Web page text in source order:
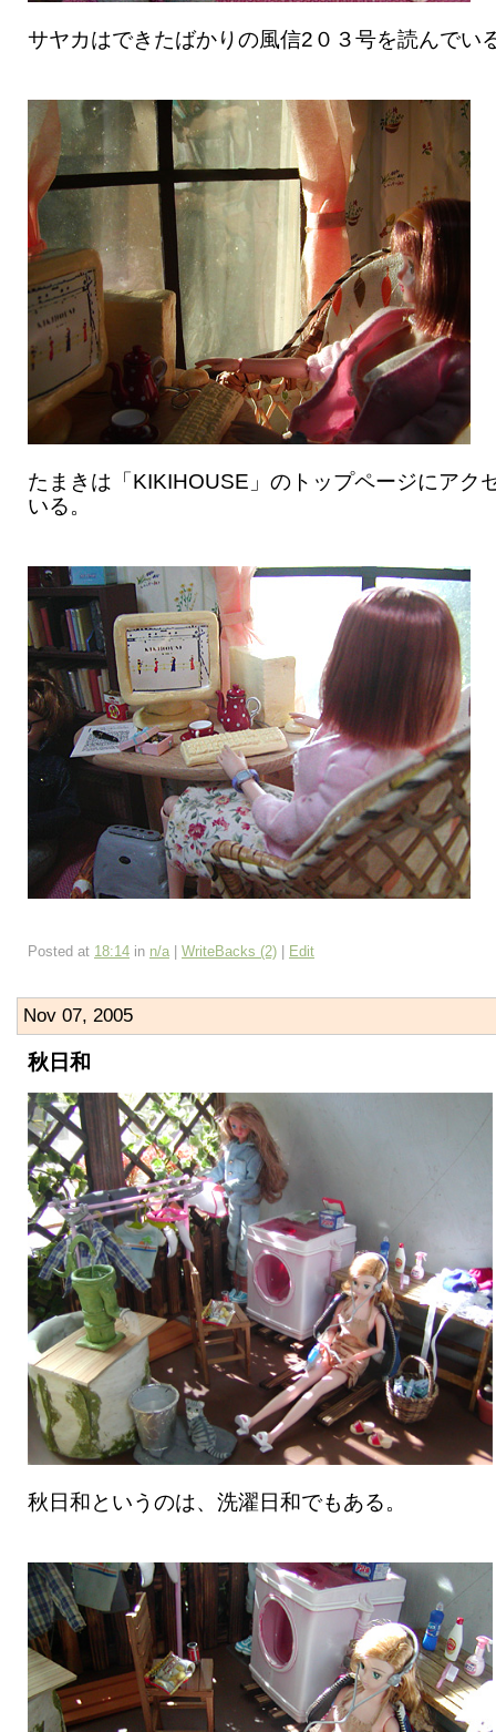
サヤカはできたばかりの風信2０３号を読んでい
たまきは「KIKIHOUSE」のトップページにアク
いる。
Posted at 18:14 in n/a WriteBacks (2) Edit
Nov 07, 2005
秋日和
秋日和というのは、洗濯日和でもある。